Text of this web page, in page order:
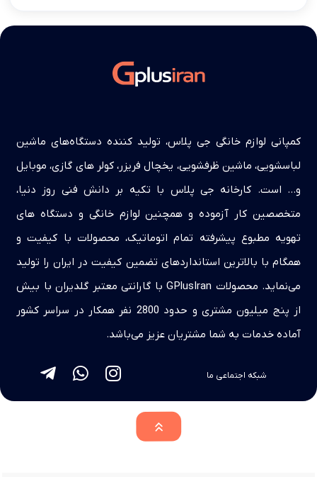
کمپانی لوازم خانگی جی پلاس، تولید کننده دستگاه‌های ماشین
لباسشویی، ماشین ظرفشویی، یخچال فریزر، کولر های گازی، موبایل
و… است. کارخانه جی پلاس با تکیه بر دانش فنی روز دنیا،
متخصصین کار آزموده و همچنین لوازم خانگی و دستگاه های
تهویه مطبوع پیشرفته تمام اتوماتیک، محصولات با کیفیت و
همگام با بالاترین استانداردهای تضمین کیفیت در ایران را تولید
می‌نماید. محصولات GPlusIran با گارانتی معتبر گلدیران با بیش
از پنج میلیون مشتری و حدود 2800 نفر همکار در سراسر کشور
آماده خدمات به شما مشتریان عزیز می‌باشد.
شبکه اجتماعی ما